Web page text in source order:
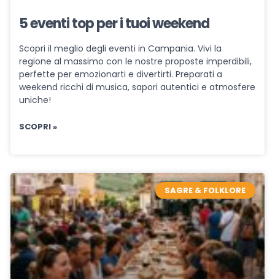
5 eventi top per i tuoi weekend
Scopri il meglio degli eventi in Campania. Vivi la
regione al massimo con le nostre proposte imperdibili,
perfette per emozionarti e divertirti. Preparati a
weekend ricchi di musica, sapori autentici e atmosfere
uniche!
SCOPRI »
SAGRE & FOLKLORE